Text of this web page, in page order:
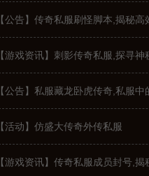
【公告】传奇私服刷怪脚本,揭秘高
【游戏资讯】刺影传奇私服,探寻
【公告】私服藏龙卧虎传奇,私服
【活动】仿盛大传奇外传私服
【游戏资讯】传奇私服成员封号,